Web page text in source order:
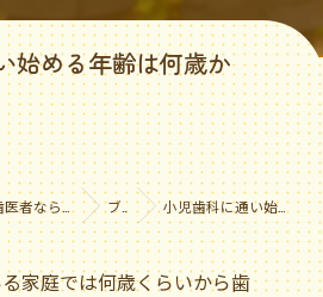
兵庫県神戸市西区の歯医者なら医療法人社団やまだ会 黒木歯科医院 ブログ 小児歯科に通い始める年齢は何歳から？
始める年齢は何歳か
家庭では何歳くらいから歯